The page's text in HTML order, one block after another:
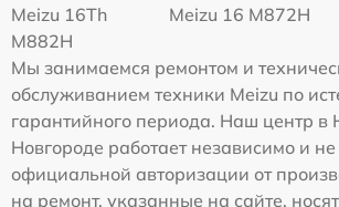
Meizu 16Th
M882H
Meizu 16 M872H
Мы занимаемся ремонтом и
обслуживанием техники Meizu по
гарантийного периода. Наш центр
Новгороде работает независимо и
официальной авторизации от
на ремонт, указанные на сайте,